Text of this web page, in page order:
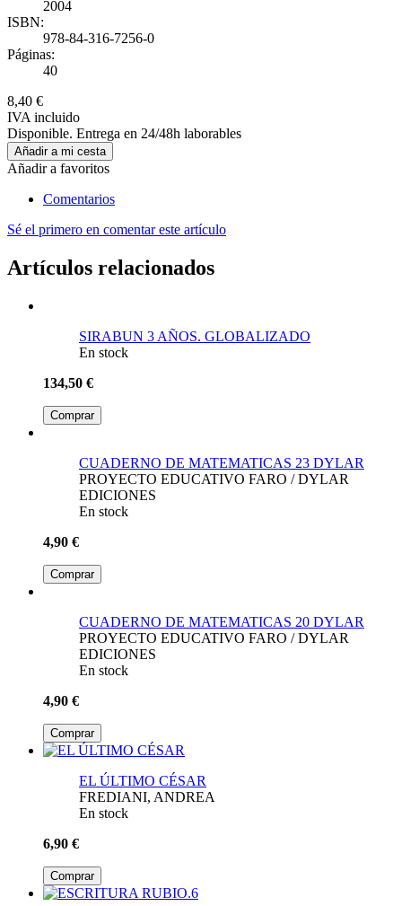
2004
ISBN:
978-84-316-7256-0
Páginas:
40
8,40 €
IVA incluido
Disponible. Entrega en 24/48h laborables
Añadir a mi cesta
Añadir a favoritos
Comentarios
Sé el primero en comentar este artículo
Artículos relacionados
SIRABUN 3 AÑOS. GLOBALIZADO
En stock
134,50 €
Comprar
CUADERNO DE MATEMATICAS 23 DYLAR
PROYECTO EDUCATIVO FARO / DYLAR
EDICIONES
En stock
4,90 €
Comprar
CUADERNO DE MATEMATICAS 20 DYLAR
PROYECTO EDUCATIVO FARO / DYLAR
EDICIONES
En stock
4,90 €
Comprar
EL ÚLTIMO CÉSAR
FREDIANI, ANDREA
En stock
6,90 €
Comprar